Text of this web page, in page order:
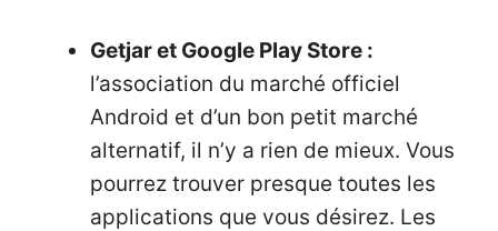
Getjar et Google Play Store :
l’association du marché officiel
Android et d’un bon petit marché
alternatif, il n’y a rien de mieux. Vous
pourrez trouver presque toutes les
applications que vous désirez. Les